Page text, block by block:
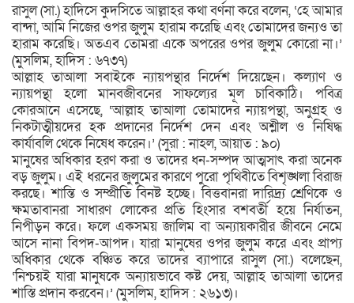
রাসুল (সা.) হাদিসে কুদসিতে আল্লাহর কথা বর্ণনা করে বলেন, ‘হে আমার
বান্দা, আমি নিজের ওপর জুলুম হারাম করেছি এবং তোমাদের জন্যও তা
হারাম করেছি। অতএব তোমরা একে অপরের ওপর জুলুম কোরো না।’
(মুসলিম, হাদিস : ৬৭৩৭)
আল্লাহ তাআলা সবাইকে ন্যায়পন্থার নির্দেশ দিয়েছেন। কল্যাণ ও
ন্যায়পন্থা হলো মানবজীবনের সাফল্যের মূল চাবিকাঠি। পবিত্র
কোরআনে এসেছে, ‘আল্লাহ তাআলা তোমাদের ন্যায়পন্থা, অনুগ্রহ ও
নিকটাত্মীয়দের হক প্রদানের নির্দেশ দেন এবং অশ্লীল ও নিষিদ্ধ
কার্যাবলি থেকে নিষেধ করেন।’ (সুরা : নাহল, আয়াত : ৯০)
মানুষের অধিকার হরণ করা ও তাদের ধন-সম্পদ আত্মসাৎ করা অনেক
বড় জুলুম। এই ধরনের জুলুমের কারণে পুরো পৃথিবীতে বিশৃঙ্খলা বিরাজ
করছে। শান্তি ও সম্প্রীতি বিনষ্ট হচ্ছে। বিত্তবানরা দারিদ্র্য শ্রেণিকে ও
ক্ষমতাবানরা সাধারণ লোকের প্রতি হিংসার বশবর্তী হয়ে নির্যাতন,
নিপীড়ন করে। ফলে একসময় জালিম বা অন্যায়কারীর জীবনে নেমে
আসে নানা বিপদ-আপদ। যারা মানুষের ওপর জুলুম করে এবং প্রাপ্য
অধিকার থেকে বঞ্চিত করে তাদের ব্যাপারে রাসুল (সা.) বলেছেন,
‘নিশ্চয়ই যারা মানুষকে অন্যায়ভাবে কষ্ট দেয়, আল্লাহ তাআলা তাদের
শাস্তি প্রদান করবেন।’ (মুসলিম, হাদিস : ২৬১৩)।